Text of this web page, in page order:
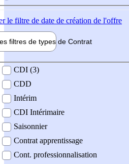
le filtre de date de création de l'offre
filtres de types de Contrat
contrat
CDI (3)
CDD
Intérim
CDI Intérimaire
Saisonnier
Contrat apprentissage
Cont. professionnalisation